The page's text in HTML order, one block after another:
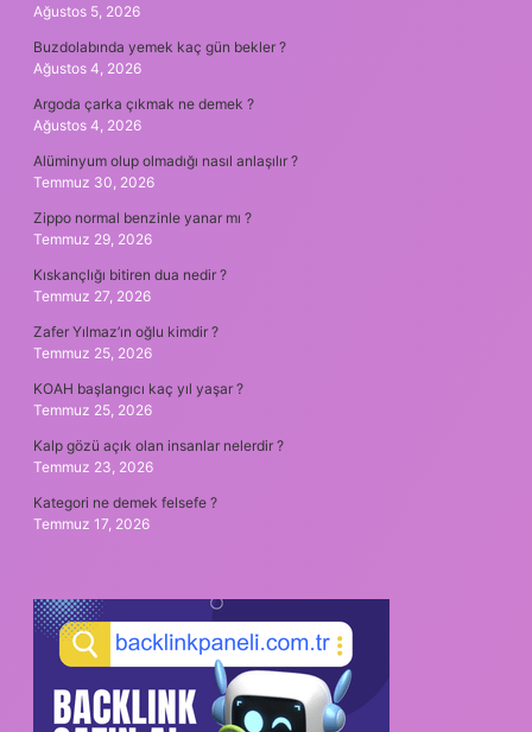
Ağustos 5, 2026
Buzdolabında yemek kaç gün bekler ?
Ağustos 4, 2026
Argoda çarka çıkmak ne demek ?
Ağustos 4, 2026
Alüminyum olup olmadığı nasıl anlaşılır ?
Temmuz 30, 2026
Zippo normal benzinle yanar mı ?
Temmuz 29, 2026
Kıskançlığı bitiren dua nedir ?
Temmuz 27, 2026
Zafer Yılmaz’ın oğlu kimdir ?
Temmuz 25, 2026
KOAH başlangıcı kaç yıl yaşar ?
Temmuz 25, 2026
Kalp gözü açık olan insanlar nelerdir ?
Temmuz 23, 2026
Kategori ne demek felsefe ?
Temmuz 17, 2026